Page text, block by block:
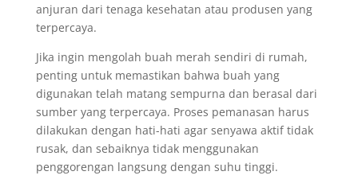
anjuran dari tenaga kesehatan atau produsen yang
terpercaya.
Jika ingin mengolah buah merah sendiri di rumah,
penting untuk memastikan bahwa buah yang
digunakan telah matang sempurna dan berasal dari
sumber yang terpercaya. Proses pemanasan harus
dilakukan dengan hati-hati agar senyawa aktif tidak
rusak, dan sebaiknya tidak menggunakan
penggorengan langsung dengan suhu tinggi.